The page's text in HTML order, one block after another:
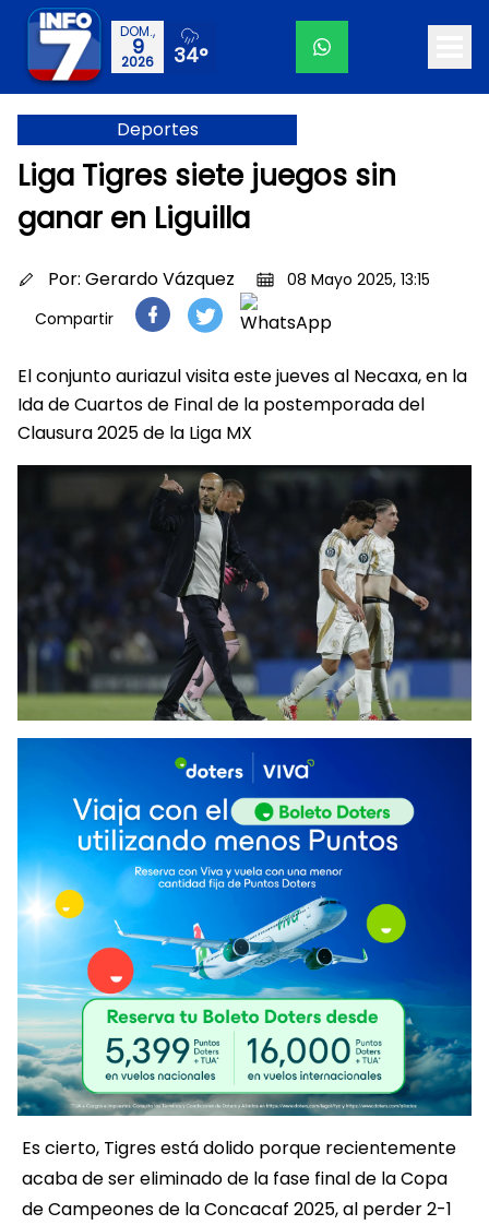
DOM.,
9
2026 34°
Deportes
Liga Tigres siete juegos sin
ganar en Liguilla
Por: Gerardo Vázquez
08 Mayo 2025, 13:15
Compartir
El conjunto auriazul visita este jueves al Necaxa, en la
Ida de Cuartos de Final de la postemporada del
Clausura 2025 de la Liga MX
Es cierto, Tigres está dolido porque recientemente
acaba de ser eliminado de la fase final de la Copa
de Campeones de la Concacaf 2025, al perder 2-1